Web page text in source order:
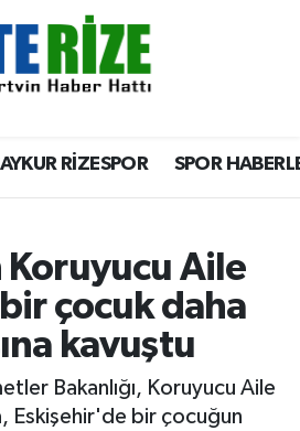
RİZESPOR SPOR
Koruyucu Aile
çocuk daha
kavuştu
Bakanlığı, Koruyucu Aile
Eskişehir'de bir çocuğun
Eczaneler
Haritası
ve Fikstür